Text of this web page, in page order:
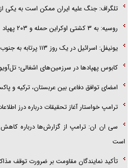
تلگراف: جنگ علیه ایران ممکن است به یکی
روسیه: به ۳ کشتی اوکراین حمله و ۲۰۳ پهپاد را سرنگون کردیم
یونیفل: اسرائیل در یک روز ۱۱۳ پرتابه به جنوب لبنان شلیک کرد
کابوس پهپادها در سرزمین‌های اشغالی؛
امضای توافق دفاعی بین عربستان، ترکیه و
ترامپ خواستار آغاز تحقیقات درباره درز
سی ان ان: ترامپ از گزارش‌ها درباره
است
تأکید نمایندگان مقاومت بر ضرورت توقف